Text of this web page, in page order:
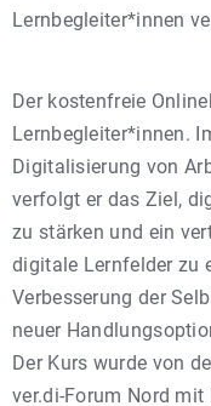
Lernbegleiter*innen
Der kostenfreie
Lernbegleiter*innen.
Digitalisierung von
verfolgt er das Ziel,
zu stärken und ein
digitale Lernfelder zu
Verbesserung der
neuer
Der Kurs wurde von
ver.di-Forum Nord